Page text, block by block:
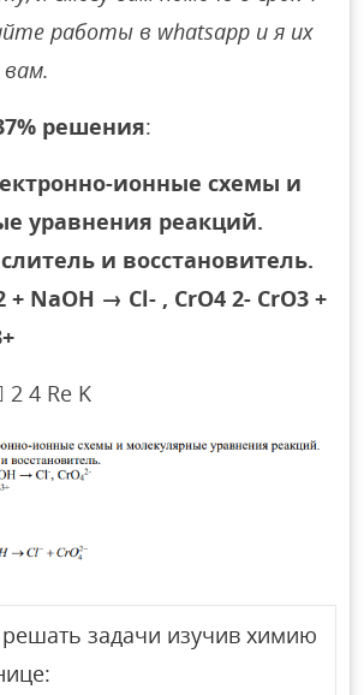
работы в whatsapp и я их
вам.
решения:
ионные схемы и
уравнения реакций.
и восстановитель.
+ NaOH → Cl- , СrO4 2- CrO3 +
4 Re K
задачи изучив химию